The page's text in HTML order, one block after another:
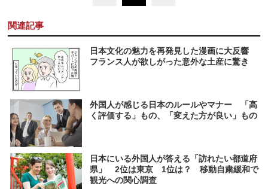
関連記事
日本文化の魅力を再発見した漫画に大反響
フランス人が欲しがった意外な土産に驚き
外国人が感じる日本のルールやマナー 「高
く評価する」もの、「変えた方が良い」もの
日本にいる外国人が答える「訪れたい都道府
県」 2位は東京 1位は？ 移動自粛緩和で
観光への関心調査